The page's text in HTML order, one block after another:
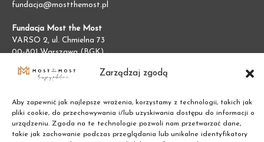
Zarządzaj zgodą
Aby zapewnić jak najlepsze wrażenia, korzystamy z technologii, takich jak
pliki cookie, do przechowywania i/lub uzyskiwania dostępu do informacji o
urządzeniu. Zgoda na te technologie pozwoli nam przetwarzać dane,
takie jak zachowanie podczas przeglądania lub unikalne identyfikatory
fundacja@mostthemost.pl
Fundacja Most the Most
VARSO 2, ul. Chmielna 73
00-801 Warszawa (BGK)
REGON:387474695